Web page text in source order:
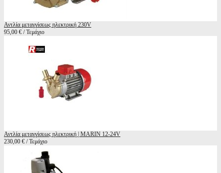
Αντλία μεταγγίσεως ηλεκτρική 230V
95,00 € / Τεμάχιο
Αντλία μεταγγίσεως ηλεκτρική | ΜARIN 12-24V
230,00 € / Τεμάχιο